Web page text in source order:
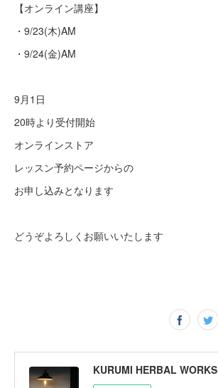
【オンライン講座】
・9/23(木)AM
・9/24(金)AM
9月1日
20時より受付開始
オンラインストア
レッスン予約ページからの
お申し込みとなります
どうぞよろしくお願いいたします
KURUMI HERBAL WORKS